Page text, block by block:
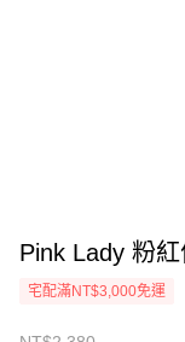
Pink Lady 粉
宅配滿NT$3,000免運